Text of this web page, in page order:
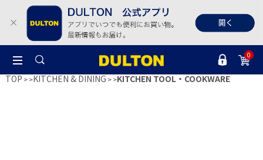
0
TOP >KITCHEN & DINING >KITCHEN TOOL・COOKWARE